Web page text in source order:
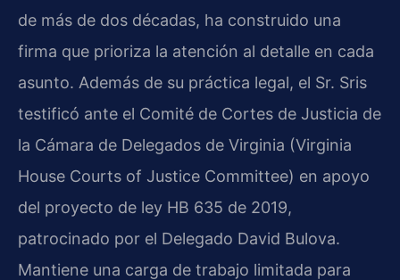
de más de dos décadas, ha construido una
firma que prioriza la atención al detalle en cada
asunto. Además de su práctica legal, el Sr. Sris
testificó ante el Comité de Cortes de Justicia de
la Cámara de Delegados de Virginia (Virginia
House Courts of Justice Committee) en apoyo
del proyecto de ley HB 635 de 2019,
patrocinado por el Delegado David Bulova.
Mantiene una carga de trabajo limitada para